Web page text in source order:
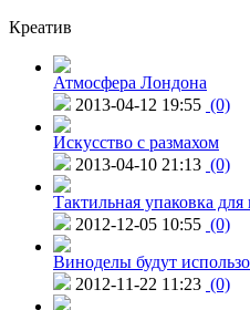
Креатив
Атмосфера Лондона
2013-04-12 19:55 (0)
Искусство с размахом
2013-04-10 21:13 (0)
Тактильная упаковка для
2012-12-05 10:55 (0)
Виноделы будут
2012-11-22 11:23 (0)